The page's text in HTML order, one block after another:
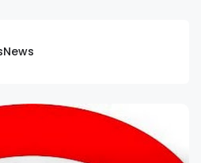
News